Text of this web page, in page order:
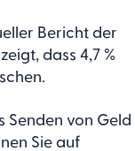
Bericht der
dass 4,7 %
Senden von Geld
Sie auf